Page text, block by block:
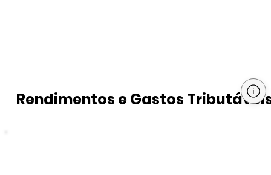
Rendimentos e Gastos